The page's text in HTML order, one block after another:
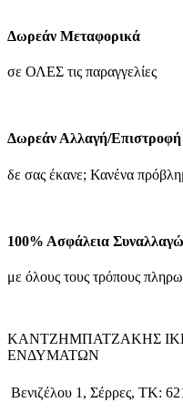
στη
σελίδα
προϊόντος
69.93€.
Δωρεάν Μεταφορικά
σε ΟΛΕΣ τις παραγγελίες
Δωρεάν Αλλαγή/Επιστροφή
δε σας έκανε; Κανένα
100% Ασφάλεια
με όλους τους τρόπους
ΚΑΝΤΖΗΜΠΑΤΖΑΚΗΣ
ΕΝΔΥΜΑΤΩΝ
Βενιζέλου 1, Σέρρες, ΤΚ: